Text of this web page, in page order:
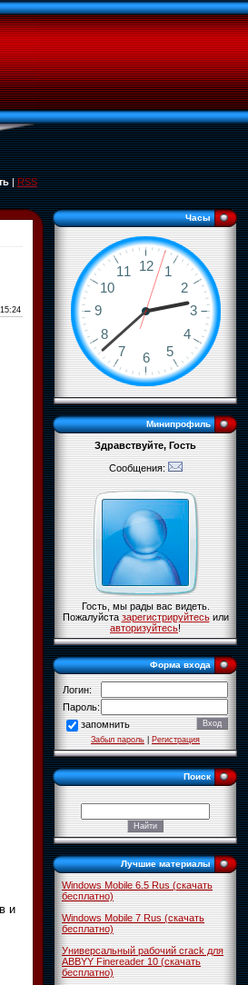
|RSS
и
Часы
Минипрофиль
Здравствуйте, Гость
Сообщения:
Гость, мы рады вас видеть.
Пожалуйстазарегистрируйтесьили
авторизуйтесь!
Форма входа
Логин:
Пароль:
запомнить
Забыл пароль|Регистрация
Поиск
Лучшие материалы
Windows Mobile 6.5 Rus (скачать
бесплатно)
Windows Mobile 7 Rus (скачать
бесплатно)
Универсальный рабочий crack для
ABBYY Finereader 10 (скачать
бесплатно)